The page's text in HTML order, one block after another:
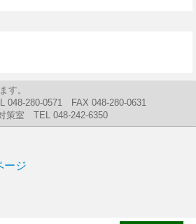
す。
048-280-0571 FAX 048-280-0631
策室 TEL 048-242-6350
ージ